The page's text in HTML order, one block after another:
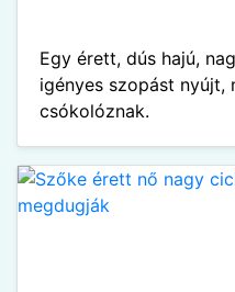
Egy érett, dús hajú,
igényes szopást nyújt,
csókolóznak.